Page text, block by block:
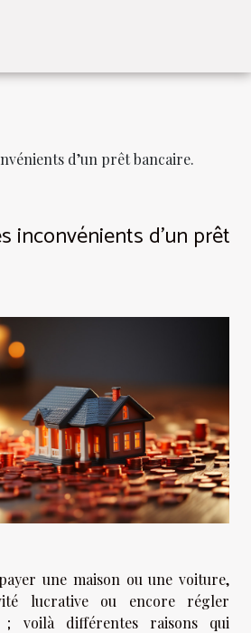
d’un prêt bancaire.
inconvénients d’un prêt
une maison ou une voiture,
lucrative ou encore régler
; voilà différentes raisons qui